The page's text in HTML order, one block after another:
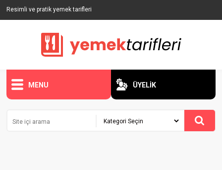
Resimli ve pratik yemek tarifleri
MENU ÜYELİK